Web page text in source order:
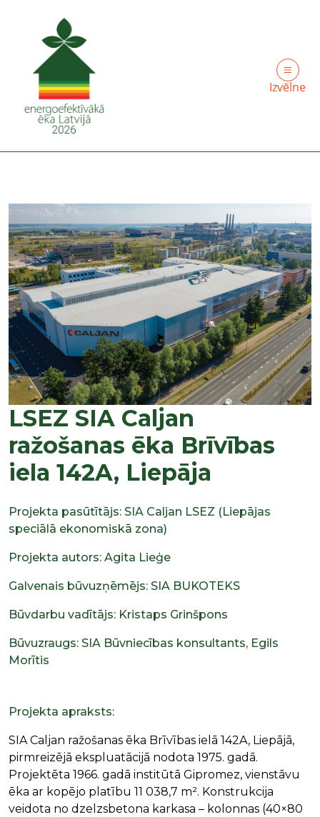
Izvēlne
LSEZ SIA Caljan
ražošanas ēka Brīvības
iela 142A, Liepāja
Projekta pasūtītājs: SIA Caljan LSEZ (Liepājas
speciālā ekonomiskā zona)
Projekta autors: Agita Lieģe
Galvenais būvuzņēmējs: SIA BUKOTEKS
Būvdarbu vadītājs: Kristaps Grinšpons
Būvuzraugs: SIA Būvniecības konsultants, Egils
Morītis
Projekta apraksts:
SIA Caljan ražošanas ēka Brīvības ielā 142A, Liepājā,
pirmreizējā ekspluatācijā nodota 1975. gadā.
Projektēta 1966. gadā institūtā Gipromez, vienstāvu
ēka ar kopējo platību 11 038,7 m². Konstrukcija
veidota no dzelzsbetona karkasa – kolonnas (40×80